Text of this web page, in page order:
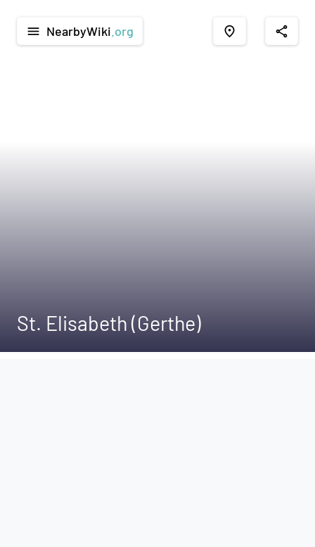
menu NearbyWiki .org place share
St. Elisabeth (Gerthe)